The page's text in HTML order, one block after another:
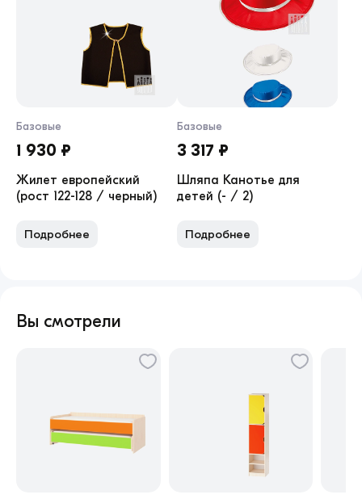
Базовые
1 930 ₽
Жилет европейский
(рост 122-128 / черный)
Подробнее
Базовые
3 317 ₽
Шляпа Канотье для
детей (- / 2)
Подробнее
Вы смотрели